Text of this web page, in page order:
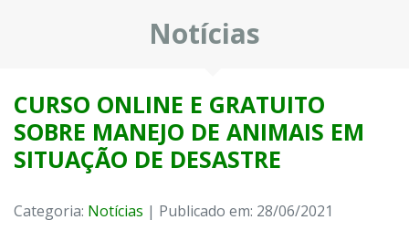
Notícias
CURSO ONLINE E GRATUITO
SOBRE MANEJO DE ANIMAIS EM
SITUAÇÃO DE DESASTRE
Categoria: Notícias | Publicado em: 28/06/2021